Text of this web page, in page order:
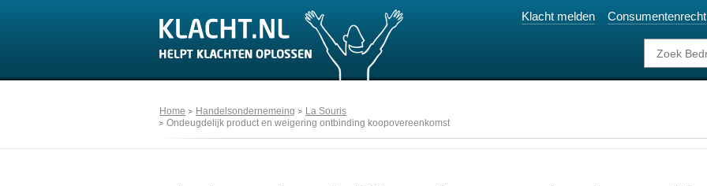
Klacht melden Consumentenrecht
Home Handelsondernemeing
La Souris
Ondeugdelijk product en weigering ontbinding koopovereenkomst